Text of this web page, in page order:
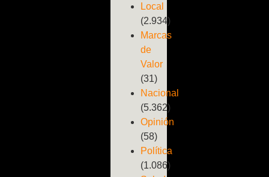
Local
(2.934)
Marcas
de
Valor
(31)
Nacional
(5.362)
Opinión
(58)
Política
(1.086)